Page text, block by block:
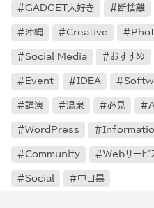
GADGET大好き 断捨離
沖縄 Creative
Social Media おすすめ
Event IDEA
講演 温泉 必見
WordPress
Community Webサービ
Social 中目黒